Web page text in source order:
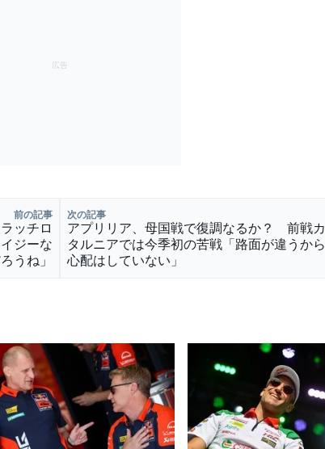
前の記事
ッチロ
ジーな
うね」
次の記事
アプリリア、母国戦で復調なるか？ 前戦カ
タルニアでは今季初の苦戦「路面が違うから
心配はしていない」